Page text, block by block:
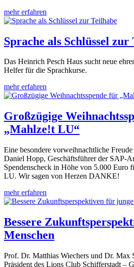
mehr erfahren
Sprache als Schlüssel zur
Das Heinrich Pesch Haus sucht neue
Helfer für die Sprachkurse.
mehr erfahren
Großzügige
„Mahlze!t LU“
Eine besondere vorweihnachtliche
Daniel Hopp, Geschäftsführer der SAP-
Spendenscheck in Höhe von 5.000 Euro
LU. Wir sagen von Herzen DANKE!
mehr erfahren
Bessere
Menschen
Prof. Dr. Matthias Wiechers und Dr. Max
Präsident des Lions Club Schifferstadt –